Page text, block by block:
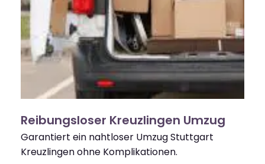
Reibungsloser Kreuzlingen Umzug
Garantiert ein nahtloser Umzug Stuttgart
Kreuzlingen ohne Komplikationen.